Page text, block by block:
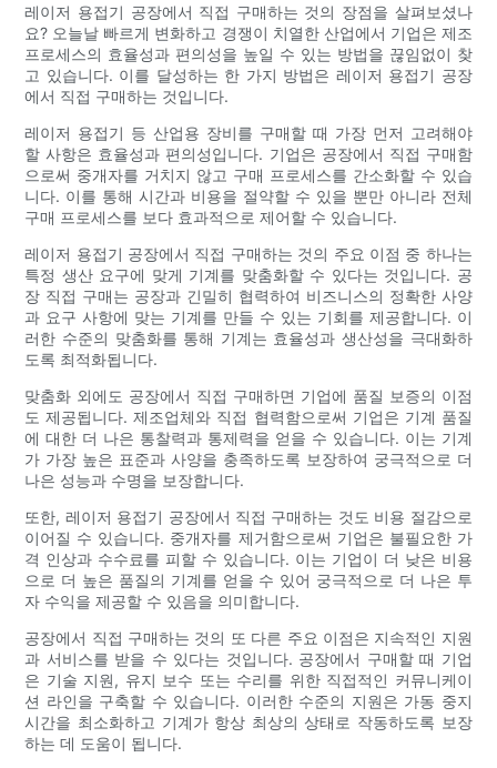
레이저 용접기 공장에서 직접 구매하는 것의 장점을 살펴보셨나
요? 오늘날 빠르게 변화하고 경쟁이 치열한 산업에서 기업은 제조
프로세스의 효율성과 편의성을 높일 수 있는 방법을 끊임없이 찾
고 있습니다. 이를 달성하는 한 가지 방법은 레이저 용접기 공장
에서 직접 구매하는 것입니다.
레이저 용접기 등 산업용 장비를 구매할 때 가장 먼저 고려해야
할 사항은 효율성과 편의성입니다. 기업은 공장에서 직접 구매함
으로써 중개자를 거치지 않고 구매 프로세스를 간소화할 수 있습
니다. 이를 통해 시간과 비용을 절약할 수 있을 뿐만 아니라 전체
구매 프로세스를 보다 효과적으로 제어할 수 있습니다.
레이저 용접기 공장에서 직접 구매하는 것의 주요 이점 중 하나는
특정 생산 요구에 맞게 기계를 맞춤화할 수 있다는 것입니다. 공
장 직접 구매는 공장과 긴밀히 협력하여 비즈니스의 정확한 사양
과 요구 사항에 맞는 기계를 만들 수 있는 기회를 제공합니다. 이
러한 수준의 맞춤화를 통해 기계는 효율성과 생산성을 극대화하
도록 최적화됩니다.
맞춤화 외에도 공장에서 직접 구매하면 기업에 품질 보증의 이점
도 제공됩니다. 제조업체와 직접 협력함으로써 기업은 기계 품질
에 대한 더 나은 통찰력과 통제력을 얻을 수 있습니다. 이는 기계
가 가장 높은 표준과 사양을 충족하도록 보장하여 궁극적으로 더
나은 성능과 수명을 보장합니다.
또한, 레이저 용접기 공장에서 직접 구매하는 것도 비용 절감으로
이어질 수 있습니다. 중개자를 제거함으로써 기업은 불필요한 가
격 인상과 수수료를 피할 수 있습니다. 이는 기업이 더 낮은 비용
으로 더 높은 품질의 기계를 얻을 수 있어 궁극적으로 더 나은 투
자 수익을 제공할 수 있음을 의미합니다.
공장에서 직접 구매하는 것의 또 다른 주요 이점은 지속적인 지원
과 서비스를 받을 수 있다는 것입니다. 공장에서 구매할 때 기업
은 기술 지원, 유지 보수 또는 수리를 위한 직접적인 커뮤니케이
션 라인을 구축할 수 있습니다. 이러한 수준의 지원은 가동 중지
시간을 최소화하고 기계가 항상 최상의 상태로 작동하도록 보장
하는 데 도움이 됩니다.